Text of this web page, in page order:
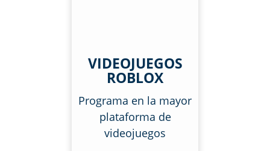
VIDEOJUEGOS
ROBLOX
Programa en la mayor
plataforma de
videojuegos